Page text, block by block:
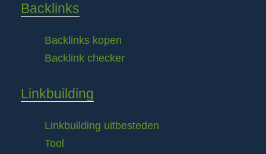
Backlinks
Backlinks kopen
Backlink checker
Linkbuilding
Linkbuilding uitbesteden
Tool